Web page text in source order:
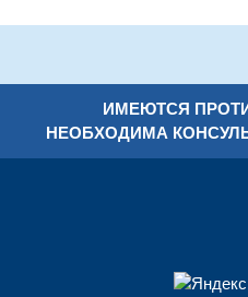
ИМЕЮТСЯ
НЕОБХОДИМА